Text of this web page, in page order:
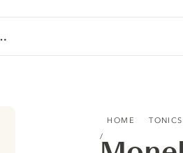
HOME TONICS